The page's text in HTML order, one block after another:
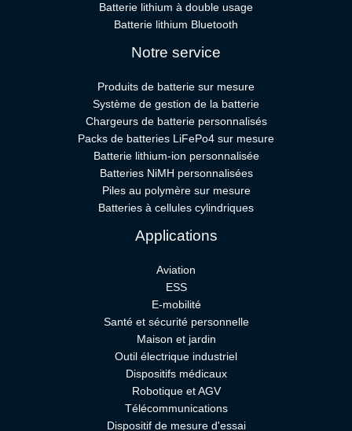
Batterie lithium à double usage
Batterie lithium Bluetooth
Notre service
Produits de batterie sur mesure
Système de gestion de la batterie
Chargeurs de batterie personnalisés
Packs de batteries LiFePo4 sur mesure
Batterie lithium-ion personnalisée
Batteries NiMH personnalisées
Piles au polymère sur mesure
Batteries à cellules cylindriques
Applications
Aviation
ESS
E-mobilité
Santé et sécurité personnelle
Maison et jardin
Outil électrique industriel
Dispositifs médicaux
Robotique et AGV
Télécommunications
Dispositif de mesure d'essai